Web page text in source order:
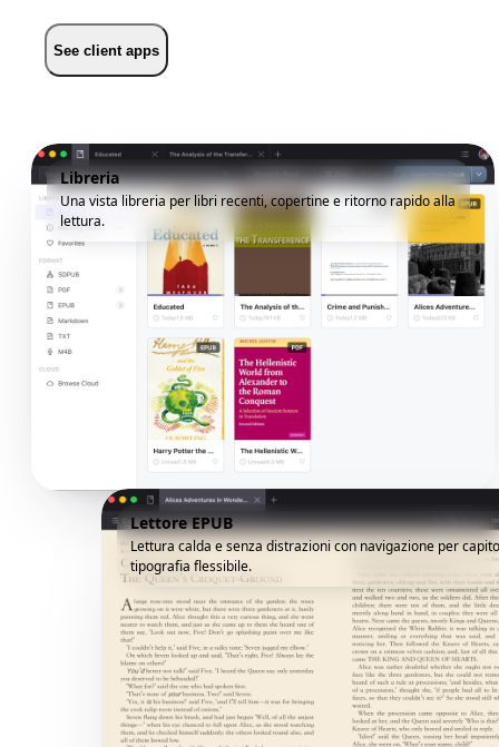
See client apps
Libreria
Una vista libreria per libri recenti, copertine e ritorno rapido alla
lettura.
Lettore EPUB
Lettura calda e senza distrazioni con navigazione per
tipografia flessibile.